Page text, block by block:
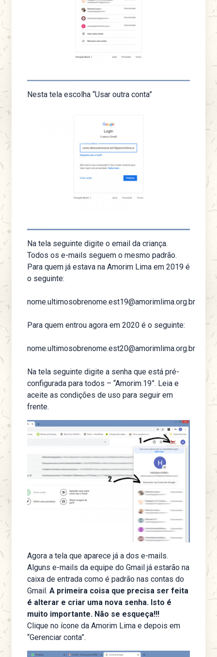
Nesta tela escolha “Usar outra conta”
Na tela seguinte digite o email da criança.
Todos os e-mails seguem o mesmo padrão.
Para quem já estava na Amorim Lima em 2019 é
o seguinte:
nome.ultimosobrenome.est19@amorimlima.org.br
Para quem entrou agora em 2020 é o seguinte:
nome.ultimosobrenome.est20@amorimlima.org.br
Na tela seguinte digite a senha que está pré-
configurada para todos – “Amorim.19”. Leia e
aceite as condições de uso para seguir em
frente.
Agora a tela que aparece já a dos e-mails.
Alguns e-mails da equipe do Gmail já estarão na
caixa de entrada como é padrão nas contas do
Gmail. A primeira coisa que precisa ser feita
é alterar e criar uma nova senha. Isto é
muito importante. Não se esqueça!!!
Clique no ícone da Amorim Lima e depois em
“Gerenciar conta”.